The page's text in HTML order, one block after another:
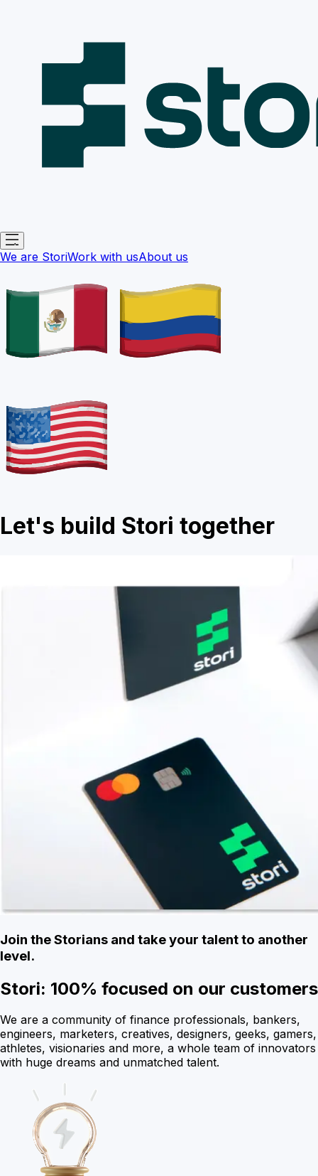
We are StoriWork with usAbout us
Let's build Stori together
Join the Storians and take your talent to another
level.
Stori: 100% focused on our customers
We are a community of finance professionals, bankers,
engineers, marketers, creatives, designers, geeks, gamers,
athletes, visionaries and more, a whole team of innovators
with huge dreams and unmatched talent.